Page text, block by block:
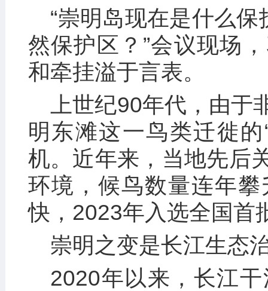
“崇明岛现在是什么保
然保护区？”会议现场
和牵挂溢于言表。
上世纪90年代，由
明东滩这一鸟类迁徙
机。近年来，当地先后
环境，候鸟数量连年
快，2023年入选全国首
崇明之变是长江生态
2020年以来，长江